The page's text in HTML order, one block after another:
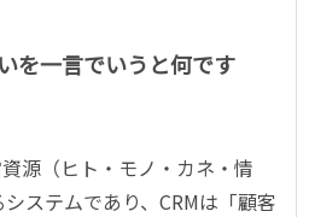
を一言でいうと何です
源（ヒト・モノ・カネ・情
ステムであり、CRMは「顧客